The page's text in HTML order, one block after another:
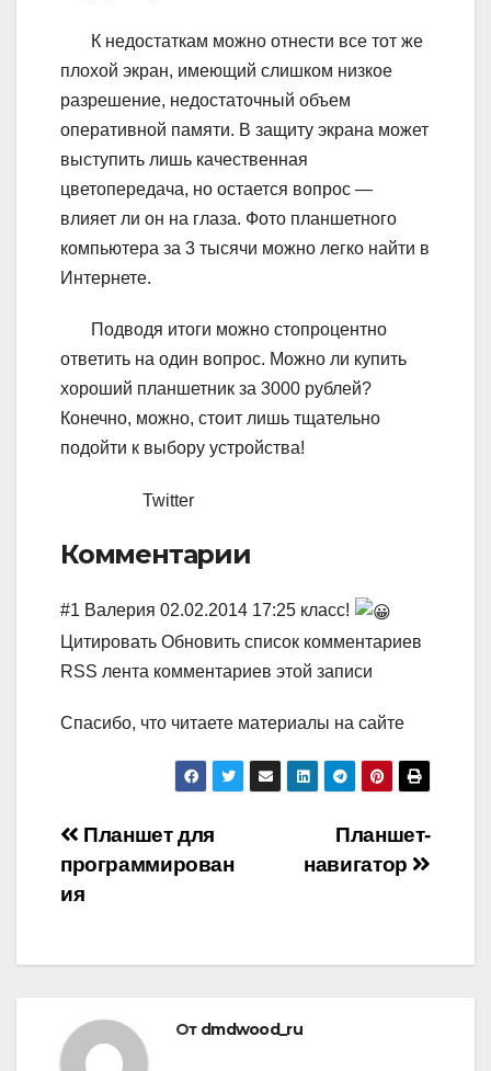
К недостаткам можно отнести все тот же
плохой экран, имеющий слишком низкое
разрешение, недостаточный объем
оперативной памяти. В защиту экрана может
выступить лишь качественная
цветопередача, но остается вопрос —
влияет ли он на глаза. Фото планшетного
компьютера за 3 тысячи можно легко найти в
Интернете.
Подводя итоги можно стопроцентно
ответить на один вопрос. Можно ли купить
хороший планшетник за 3000 рублей?
Конечно, можно, стоит лишь тщательно
подойти к выбору устройства!
Twitter
Комментарии
#1 Валерия 02.02.2014 17:25 класс!
Цитировать Обновить список комментариев
RSS лента комментариев этой записи
Спасибо, что читаете материалы на сайте
Навигация
по
Планшет-
навигатор
Планшет для
программирован
ия
От dmdwood_ru